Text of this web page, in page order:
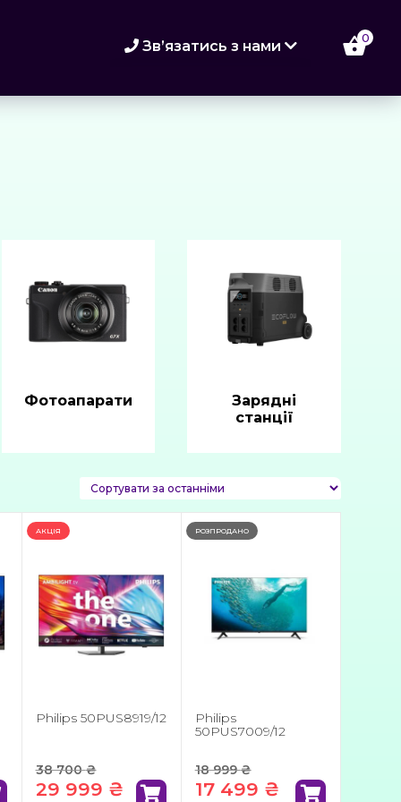
Зв’язатись з нами
073 773-89-98
0
Фотоапарати
Зарядні
станції
АКЦІЯ
Philips 50PUS8919/12
38 700₴
29 999 ₴
РОЗПРОДАНО
Philips
50PUS7009/12
18 999₴
17 499 ₴